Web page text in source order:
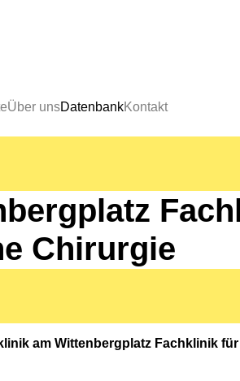
Über unsDatenbankKontakt
Chirurgie
am Wittenbergplatz Fachklinik